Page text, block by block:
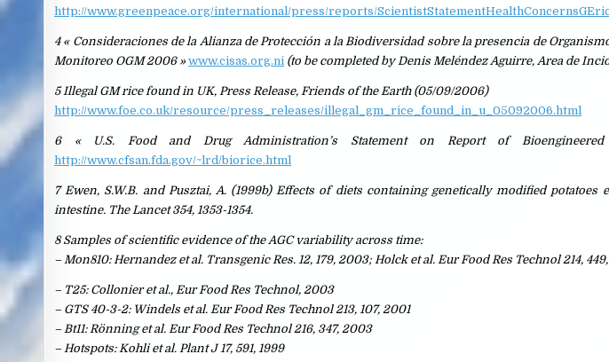
http://www.greenpeace.org/international/press/reports/
4 « Consideraciones de la Alianza de Protección a la Biodiversidad sobre la presencia de
Monitoreo OGM 2006 »www.cisas.org.ni (to be completed by Denis Meléndez Aguirre, Area de
5 Illegal GM rice found in UK, Press Release, Friends of the Earth (05/09/2006)
http://www.foe.co.uk/resource/press_releases/illegal_gm_rice_found_in_u_05092006.html
6 « U.S. Food and Drug Administration’s Statement on Report of
http://www.cfsan.fda.gov/~lrd/biorice.html
7 Ewen, S.W.B. and Pusztai, A. (1999b) Effects of diets containing genetically modified
intestine. The Lancet 354, 1353-1354.
8 Samples of scientific evidence of the AGC variability across time:
– Mon810: Hernandez et al. Transgenic Res. 12, 179, 2003; Holck et al. Eur Food Res Technol 214,
– T25: Collonier et al., Eur Food Res Technol, 2003
– GTS 40-3-2: Windels et al. Eur Food Res Technol 213, 107, 2001
– Bt11: Rönning et al. Eur Food Res Technol 216, 347, 2003
– Hotspots: Kohli et al. Plant J 17, 591, 1999